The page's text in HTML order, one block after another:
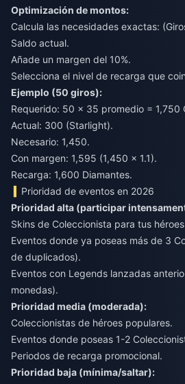
Optimización de montos:
Calcula las necesidades exactas:
Saldo actual.
Añade un margen del 10%.
Selecciona el nivel de recarga que
Ejemplo (50 giros):
Requerido: 50 × 35 promedio = 1,750
Actual: 300 (Starlight).
Necesario: 1,450.
Con margen: 1,595 (1,450 × 1.1).
Recarga: 1,600 Diamantes.
Prioridad de eventos en 2026
Prioridad alta (participar
Skins de Coleccionista para tus
Eventos donde ya poseas más de 3
de duplicados).
Eventos con Legends lanzadas
monedas).
Prioridad media (moderada):
Coleccionistas de héroes populares.
Eventos donde poseas 1-2
Periodos de recarga promocional.
Prioridad baja (mínima/saltar):